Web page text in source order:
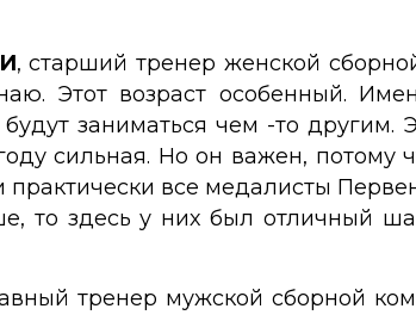
, старший тренер женской
Этот возраст особенный.
заниматься чем -то другим.
сильная. Но он важен, потому
практически все медалисты
то здесь у них был отличный
тренер мужской сборной